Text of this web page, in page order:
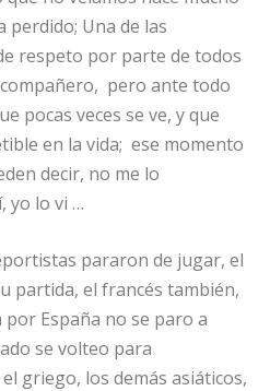
perdido; Una de las
respeto por parte de todos
pero ante todo
pocas veces se ve, y que
en la vida; ese momento
decir, no me lo
yo lo vi …
pararon de jugar, el
partida, el francés también,
España no se paro a
se volteo para
griego, los demás asiáticos,